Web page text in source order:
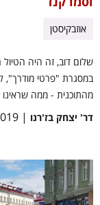
אוזבקיסטן
שלום דוב, זה היה
במסגרת "פרטי מודרך",
מהתוכנית - ממה
דר' יצחק בז'רנו | 03.07.2019